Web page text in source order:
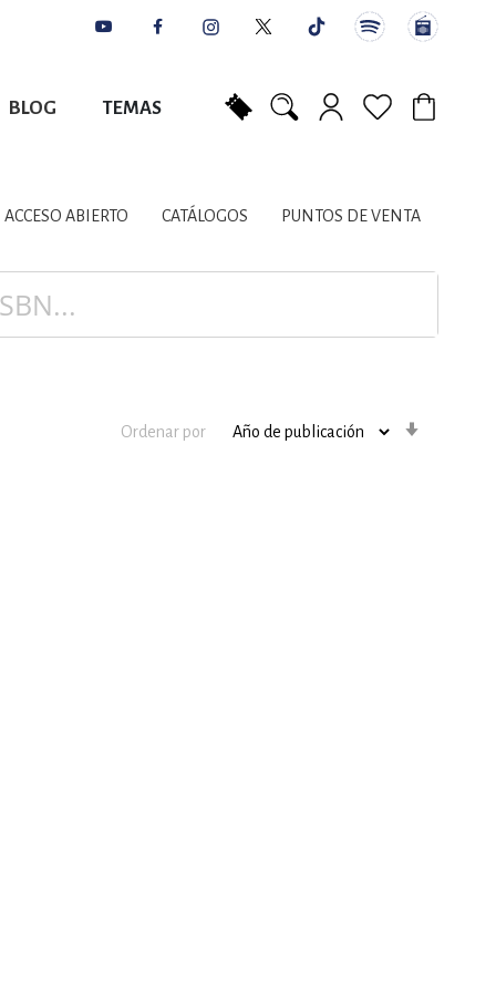
BLOG TEMAS
LITERARIOS
PLANIFICACIÓN
ACCESO ABIERTO CATÁLOGOS PUNTOS DE VENTA
Ordenar por